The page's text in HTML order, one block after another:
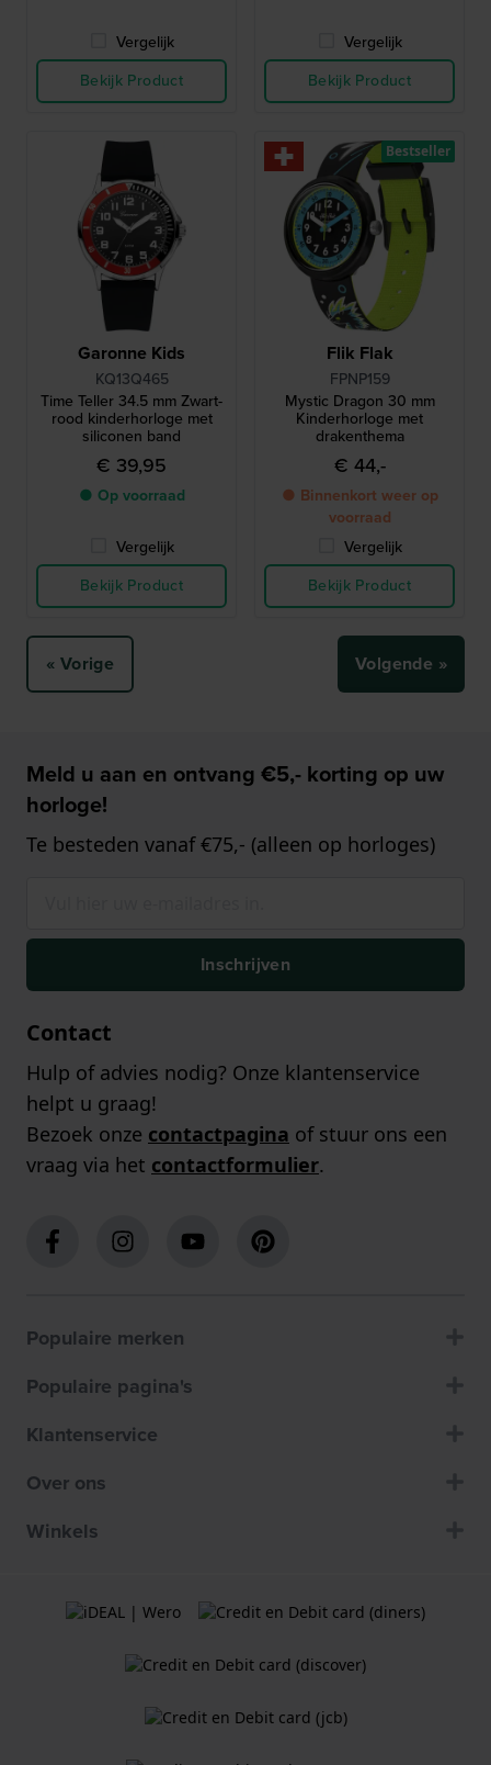
Vergelijk
Bekijk Product
Vergelijk
Bekijk Product
Garonne Kids
KQ13Q465
Time Teller 34.5 mm Zwart-
rood kinderhorloge met
siliconen band
€ 39,95
● Op voorraad
Vergelijk
Bekijk Product
Flik Flak
FPNP159
Mystic Dragon 30 mm
Kinderhorloge met
drakenthema
€ 44,-
● Binnenkort weer op
voorraad
Vergelijk
Bekijk Product
Bestseller
« Vorige Volgende »
Meld u aan en ontvang €5,- korting op uw
horloge!
Te besteden vanaf €75,- (alleen op horloges)
Inschrijven
Contact
Hulp of advies nodig? Onze klantenservice
helpt u graag!
Bezoek onze contactpagina of stuur ons een
vraag via het contactformulier.
Populaire merken
Populaire pagina's
Klantenservice
Over ons
Winkels